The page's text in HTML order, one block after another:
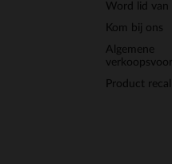
Word lid van
Kom bij ons
Algemene
Product recall